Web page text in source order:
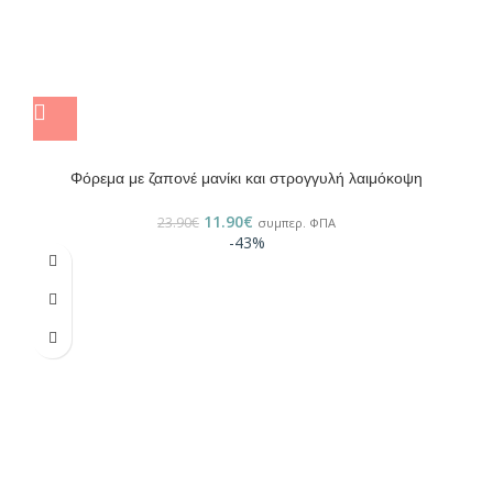
Φόρεμα με ζαπονέ μανίκι και στρογγυλή λαιμόκοψη
23.90€ 11.90€ συμπερ. ΦΠΑ
-43%